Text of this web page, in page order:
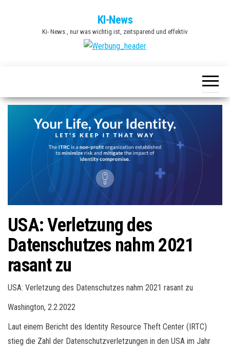
KI-News
Ki- News , nur was wichtig ist, zeitsparend und effektiv
USA: Verletzung des
Datenschutzes nahm 2021
rasant zu
USA: Verletzung des Datenschutzes nahm 2021 rasant zu
Washington, 2.2.2022
Laut einem Bericht des Identity Resource Theft Center (IRTC)
stieg die Zahl der Datenschutzverletzungen in den USA im Jahr